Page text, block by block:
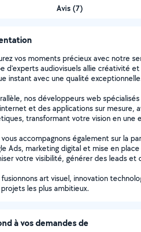
Avis (7)
vos moments précieux avec notre
d'experts audiovisuels allie créativité
instant avec une qualité
nos développeurs web
et des applications sur mesure,
transformant votre vision en une
accompagnons également sur la
Ads, marketing digital et mise en
votre visibilité, générer des leads
art visuel, innovation
les plus ambitieux.
à vos demandes de